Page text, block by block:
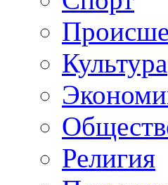
Культура
Религия